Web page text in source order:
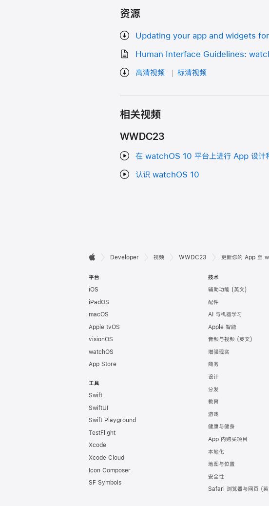
资源
Updating your app and widgets
Human Interface Guidelines:
高清视频 标清视频
相关视频
WWDC23
在 watchOS 10 平台上进行 App 设计
认识 watchOS 10
开
发
者
页
脚

Developer 视频 WWDC23 更新你的 App 至
平台
iOS
iPadOS
macOS
Apple tvOS
visionOS
watchOS
App Store
工具
Swift
SwiftUI
Swift Playground
TestFlight
Xcode
Xcode Cloud
Icon Composer
SF Symbols
技术
辅助功能
配件
AI 与机器学习
Apple 智能
音频与视频
增强现实
商务
设计
分发
教育
游戏
健康与健身
App 内购买项目
本地化
地图与位置
安全性
Safari 浏览器与网页